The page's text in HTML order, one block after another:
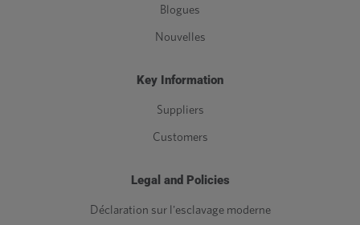
Blogues
Nouvelles
Key Information
Suppliers
Customers
Legal and Policies
Déclaration sur l'esclavage moderne